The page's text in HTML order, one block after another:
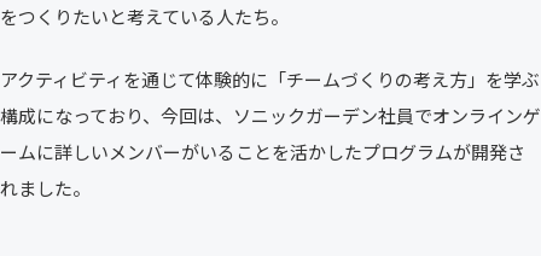
をつくりたいと考えている人たち。
アクティビティを通じて体験的に「チームづくりの考え方」を学ぶ
構成になっており、今回は、ソニックガーデン社員でオンラインゲ
ームに詳しいメンバーがいることを活かしたプログラムが開発さ
れました。